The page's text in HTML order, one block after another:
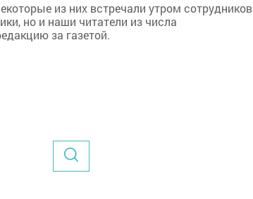
из них встречали утром сотрудников
но и наши читатели из числа
за газетой.